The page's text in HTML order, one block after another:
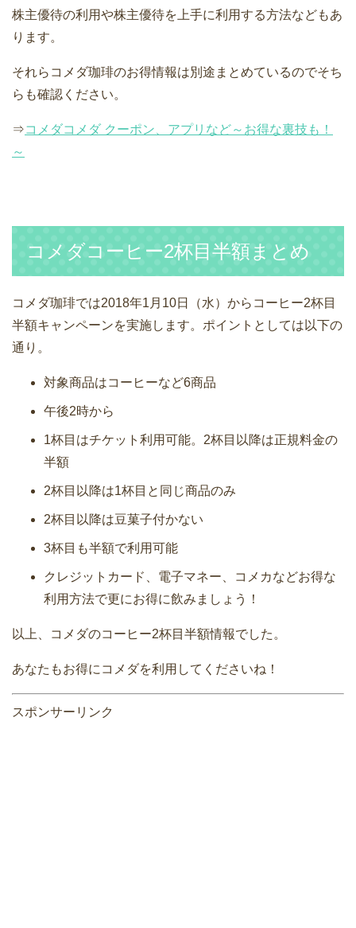
株主優待の利用や株主優待を上手に利用する方法などもあ
ります。
それらコメダ珈琲のお得情報は別途まとめているのでそち
らも確認ください。
⇒コメダコメダ クーポン、アプリなど～お得な裏技も！
～
コメダコーヒー2杯目半額まとめ
コメダ珈琲では2018年1月10日（水）からコーヒー2杯目
半額キャンペーンを実施します。ポイントとしては以下の
通り。
対象商品はコーヒーなど6商品
午後2時から
1杯目はチケット利用可能。2杯目以降は正規料金の
半額
2杯目以降は1杯目と同じ商品のみ
2杯目以降は豆菓子付かない
3杯目も半額で利用可能
クレジットカード、電子マネー、コメカなどお得な
利用方法で更にお得に飲みましょう！
以上、コメダのコーヒー2杯目半額情報でした。
あなたもお得にコメダを利用してくださいね！
スポンサーリンク